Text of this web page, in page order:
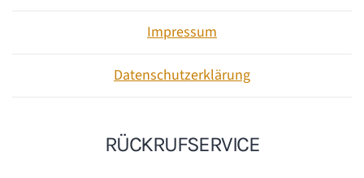
Impressum
Datenschutzerklärung
RÜCKRUFSERVICE